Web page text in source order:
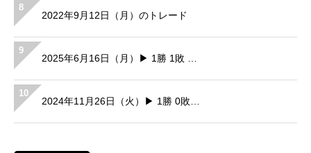
8
2022年9月12日（月）のトレード
9
2025年6月16日（月）▶ 1勝 1敗 …
10
2024年11月26日（火）▶ 1勝 0敗…